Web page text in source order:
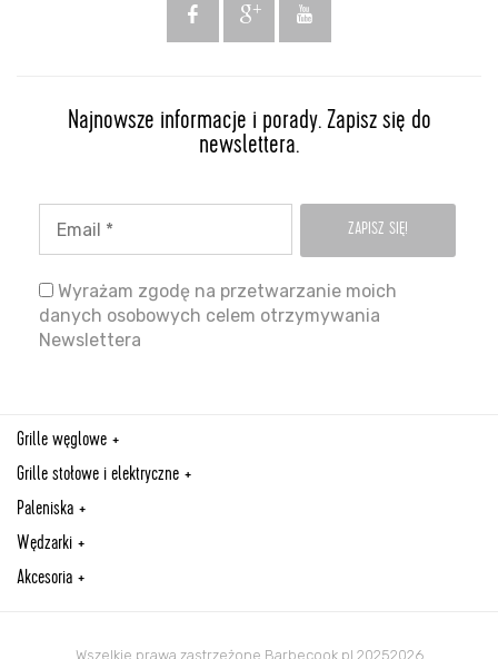
Najnowsze informacje i porady. Zapisz się do
newslettera.
Wyrażam zgodę na przetwarzanie moich
danych osobowych celem otrzymywania
Newslettera
Grille węglowe
Grille stołowe i elektryczne
Paleniska
Wędzarki
Akcesoria
Wszelkie prawa zastrzeżone Barbecook.pl 20252026